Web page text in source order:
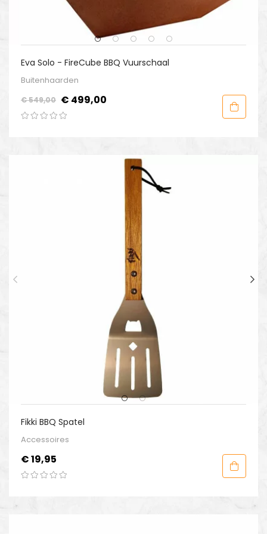
Eva Solo - FireCube BBQ Vuurschaal
Buitenhaarden
Normale
prijs
€ 549,00 Prijs
€ 499,00
Fikki BBQ Spatel
Accessoires
Prijs
€ 19,95